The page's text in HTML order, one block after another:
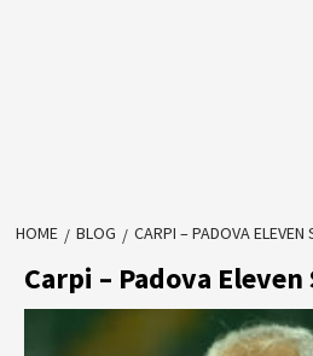
HOME BLOG CARPI – PADOVA ELEVEN
Carpi – Padova